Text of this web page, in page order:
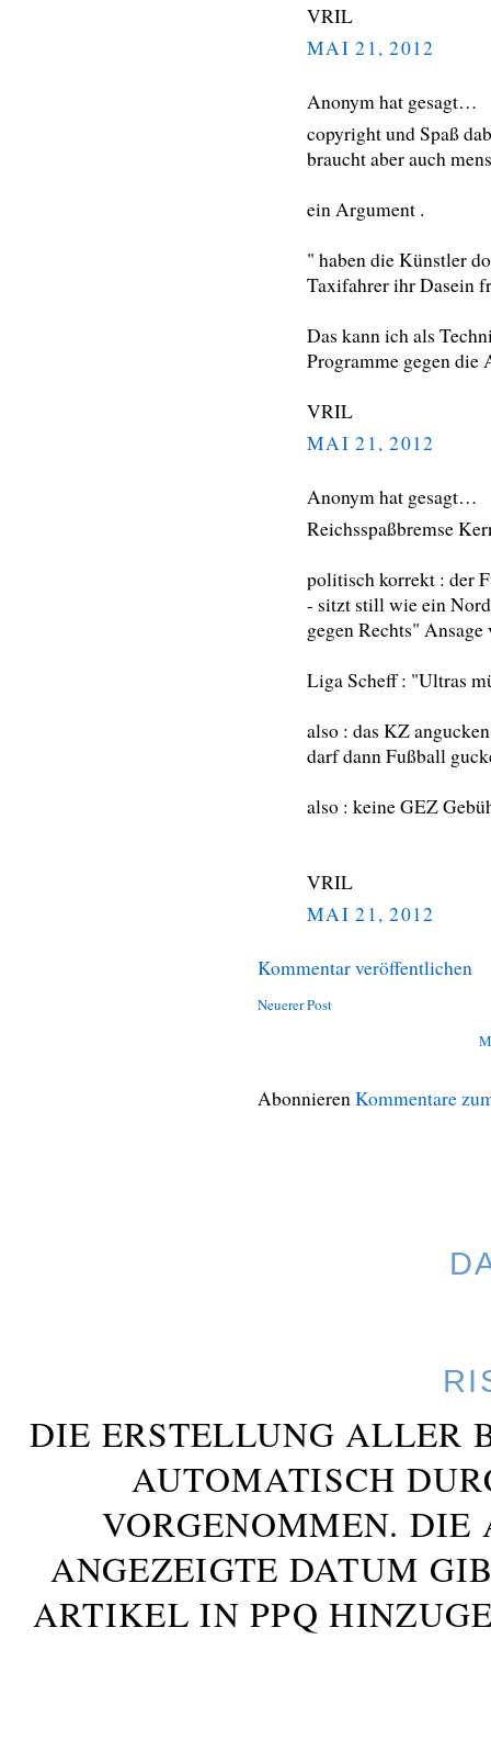
VRIL
MAI 21, 2012
Anonym hat gesagt…
copyright und Spaß
braucht aber auch
ein Argument .
" haben die Künstler
Taxifahrer ihr Dasein
Das kann ich als
Programme gegen die
VRIL
MAI 21, 2012
Anonym hat gesagt…
Reichsspaßbremse
politisch korrekt : der
- sitzt still wie ein
gegen Rechts" Ansage
Liga Scheff : "Ultras
also : das KZ
darf dann Fußball
also : keine GEZ
VRIL
MAI 21, 2012
Kommentar veröffentlichen
Neuerer Post
AbonnierenKommentare
DIE ERSTELLUNG ALLER
AUTOMATISCH
VORGENOMMEN. DIE
ANGEZEIGTE DATUM
ARTIKEL IN PPQ